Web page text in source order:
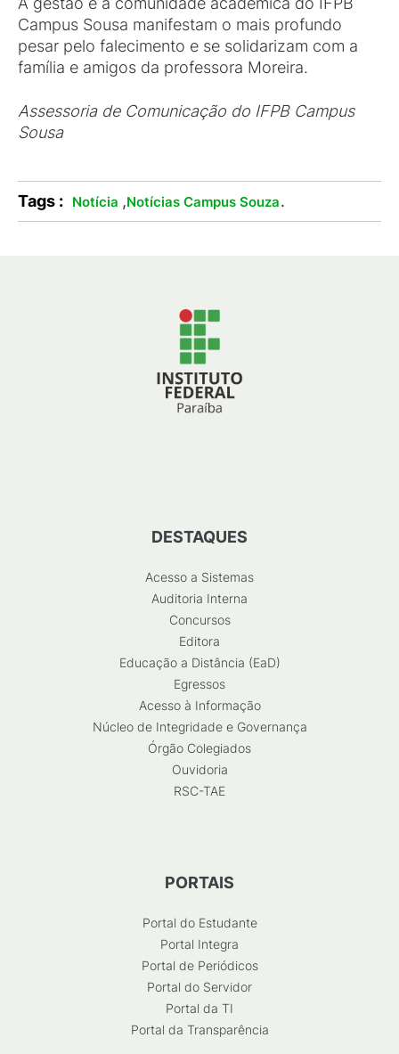
Campus Sousa manifestam o mais profundo
pesar pelo falecimento e se solidarizam com a
família e amigos da professora Moreira.
Assessoria de Comunicação do IFPB Campus
Sousa
Tags : Notícia ,Notícias Campus Souza.
DESTAQUES
Acesso a Sistemas
Auditoria Interna
Concursos
Editora
Educação a Distância (EaD)
Egressos
Acesso à Informação
Núcleo de Integridade e Governança
Órgão Colegiados
Ouvidoria
RSC-TAE
PORTAIS
Portal do Estudante
Portal Integra
Portal de Periódicos
Portal do Servidor
Portal da TI
Portal da Transparência